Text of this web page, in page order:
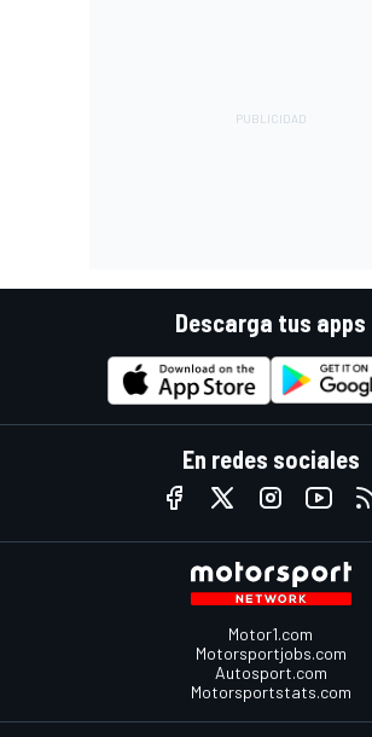
Descarga tus apps
En redes sociales
Motor1.com
Motorsportjobs.com
Autosport.com
Motorsportstats.com